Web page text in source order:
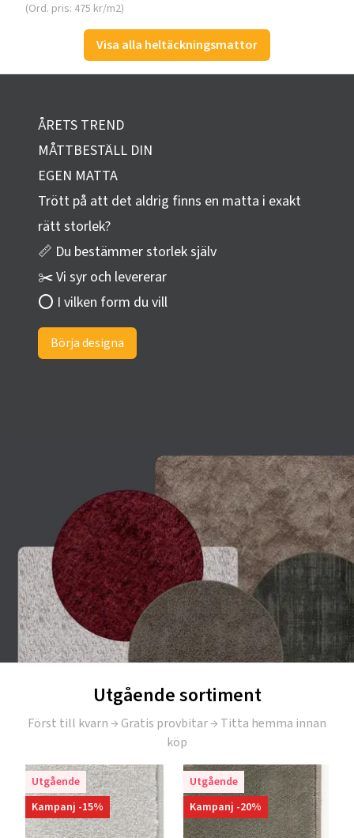
(Ord. pris: 475 kr/m2)
Visa alla heltäckningsmattor
ÅRETS TREND
MÅTTBESTÄLL DIN
EGEN MATTA
Trött på att det aldrig finns en matta i exakt
rätt storlek?
📏 Du bestämmer storlek själv
✂️ Vi syr och levererar
⭕ I vilken form du vill
Börja designa
Utgående sortiment
Först till kvarn → Gratis provbitar → Titta hemma innan
köp
Utgående
Kampanj -15%
Utgående
Kampanj -20%